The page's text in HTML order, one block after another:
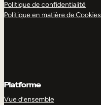
Politique de confidentialité
Politique en matière de Cookies
Platforme
Vue d’ensemble